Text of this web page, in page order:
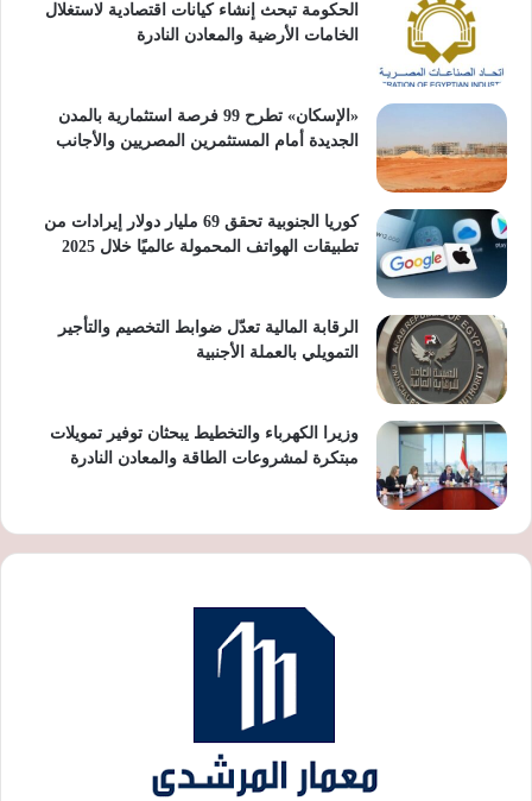
الحكومة تبحث إنشاء كيانات اقتصادية لاستغلال
الخامات الأرضية والمعادن النادرة
«الإسكان» تطرح 99 فرصة استثمارية بالمدن
الجديدة أمام المستثمرين المصريين والأجانب
كوريا الجنوبية تحقق 69 مليار دولار إيرادات من
تطبيقات الهواتف المحمولة عالميًا خلال 2025
الرقابة المالية تعدّل ضوابط التخصيم والتأجير
التمويلي بالعملة الأجنبية
وزيرا الكهرباء والتخطيط يبحثان توفير تمويلات
مبتكرة لمشروعات الطاقة والمعادن النادرة